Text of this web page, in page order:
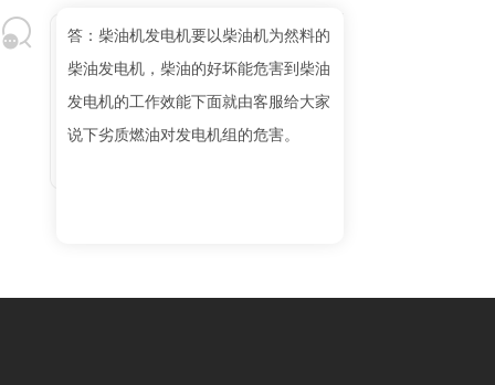
答：柴油机发电机要以柴油机为然料的
柴油发电机，柴油的好坏能危害到柴油
发电机的工作效能下面就由客服给大家
说下劣质燃油对发电机组的危害。